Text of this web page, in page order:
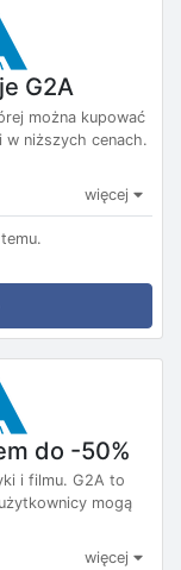
G2A
można kupować
niższych cenach.
więcej
do -50%
i filmu. G2A to
mogą
więcej